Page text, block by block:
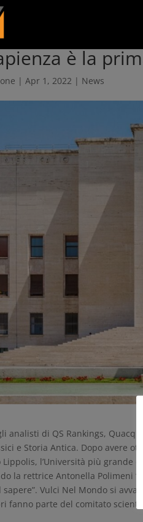
{ ?>
è la
|Apr 1, 2022 | News
analisti di QS Rankings,
e Storia Antica. Dopo avere
Lippolis, l’Università più grande
la rettrice Antonella Polimeni
Vulci Nel Mondo si
fanno parte del comitato